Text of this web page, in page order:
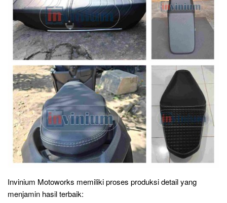
Invinium Motoworks memiliki proses produksi detail yang
menjamin hasil terbaik: